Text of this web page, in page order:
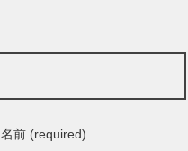
名前 (required)